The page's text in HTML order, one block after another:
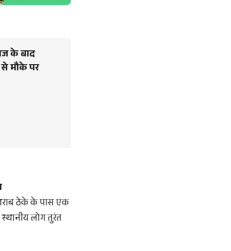
के बाद
से मौके पर
ठेके के पास एक
लोग तुरंत